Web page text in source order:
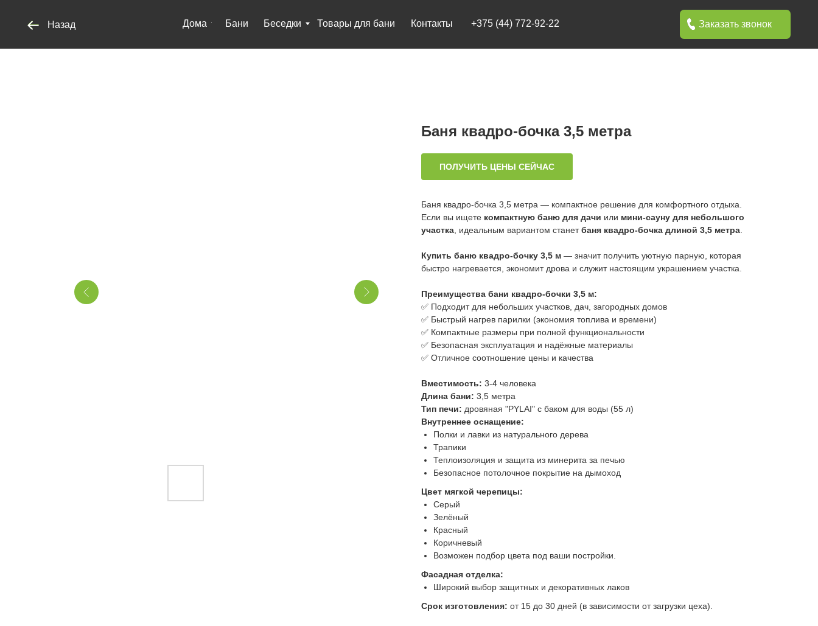
Заказать звонок
Контакты +375 (44) 772-92-22
Товары для бани
Беседки
Бани
Дома
Назад
Баня квадро-бочка 3,5 метра
ПОЛУЧИТЬ ЦЕНЫ СЕЙЧАС
Баня квадро-бочка 3,5 метра — компактное решение для комфортного отдыха.
Если вы ищете компактную баню для дачи или мини-сауну для небольшого
участка, идеальным вариантом станетбаня квадро-бочка длиной 3,5 метра.
Купить баню квадро-бочку 3,5 м — значит получить уютную парную, которая
быстро нагревается, экономит дрова и служит настоящим украшением участка.
Преимущества бани квадро-бочки 3,5 м:
✅ Подходит для небольших участков, дач, загородных домов
✅ Быстрый нагрев парилки (экономия топлива и времени)
✅ Компактные размеры при полной функциональности
✅ Безопасная эксплуатация и надёжные материалы
✅ Отличное соотношение цены и качества
Вместимость: 3-4 человека
Длина бани: 3,5 метра
Тип печи: дровяная "PYLAI" с баком для воды (55 л)
Внутреннее оснащение:
Полки и лавки из натурального дерева
Трапики
Теплоизоляция и защита из минерита за печью
Безопасное потолочное покрытие на дымоход
Цвет мягкой черепицы:
Серый
Зелёный
Красный
Коричневый
Возможен подбор цвета под ваши постройки.
Фасадная отделка:
Широкий выбор защитных и декоративных лаков
Срок изготовления: от 15 до 30 дней (в зависимости от загрузки цеха).